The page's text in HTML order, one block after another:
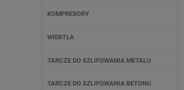
KOMPRESORY
WIERTŁA
TARCZE DO SZLIFOWANIA METALU
TARCZE DO SZLIFOWANIA BETONU